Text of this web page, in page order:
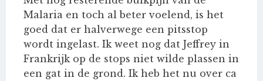
Malaria en toch al beter voelend, is het
goed dat er halverwege een pitsstop
wordt ingelast. Ik weet nog dat Jeffrey in
Frankrijk op de stops niet wilde plassen in
een gat in de grond. Ik heb het nu over ca